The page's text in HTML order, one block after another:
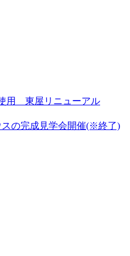
用 東屋リニューアル
スの完成見学会開催(※終了)